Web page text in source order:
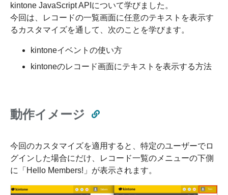
kintone JavaScript APIについて学びました。
今回は、レコードの一覧画面に任意のテキストを表示す
るカスタマイズを通して、次のことを学びます。
kintoneイベントの使い方
kintoneのレコード画面にテキストを表示する方法
動作イメージ
今回のカスタマイズを適用すると、特定のユーザーでロ
グインした場合にだけ、レコード一覧のメニューの下側
に「Hello Members!」が表示されます。